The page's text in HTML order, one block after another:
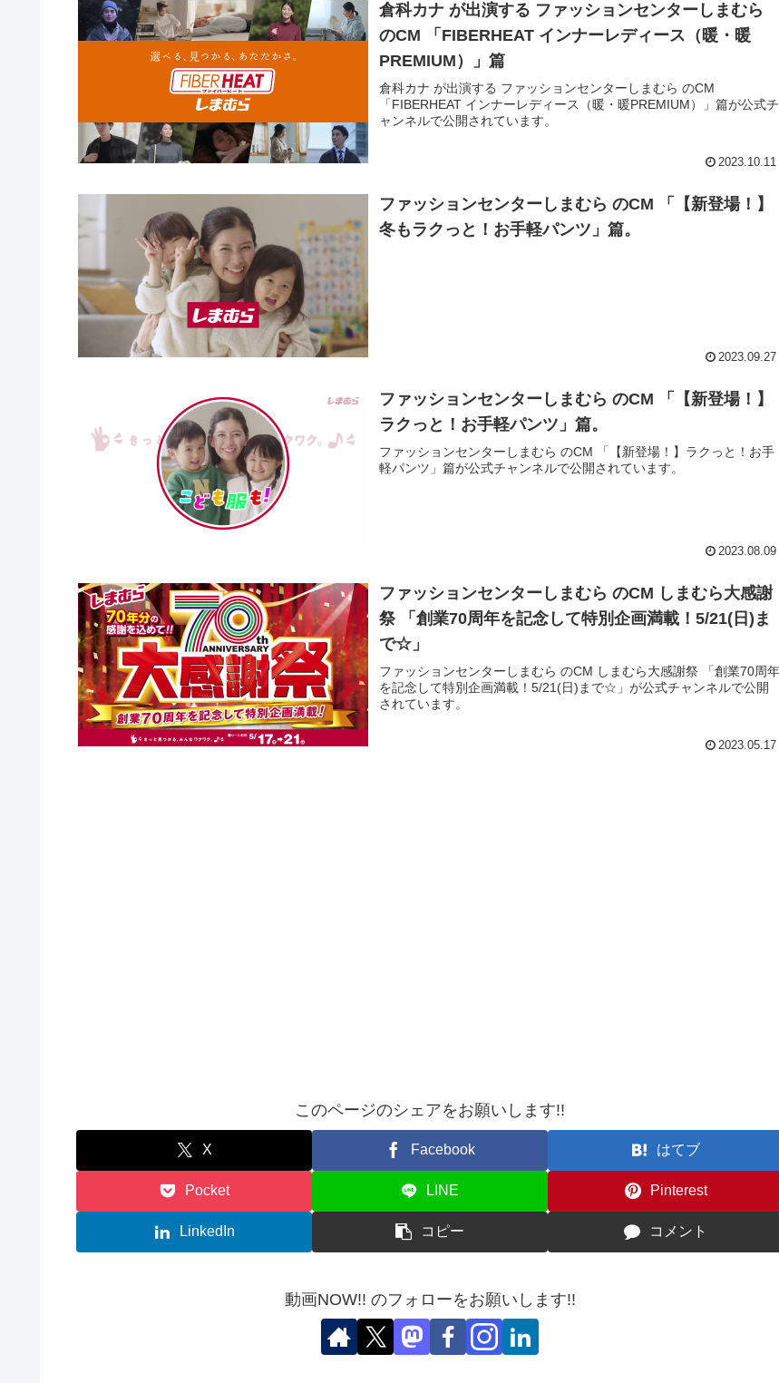
倉科カナ が出演する ファッションセンターしまむら
のCM 「FIBERHEAT インナーレディース（暖・暖
PREMIUM）」篇
倉科カナ が出演する ファッションセンターしまむら のCM
「FIBERHEAT インナーレディース（暖・暖PREMIUM）」篇が公式チ
ャンネルで公開されています。
2023.10.11
ファッションセンターしまむら のCM 「【新登場！】
冬もラクっと！お手軽パンツ」篇。
2023.09.27
ファッションセンターしまむら のCM 「【新登場！】
ラクっと！お手軽パンツ」篇。
ファッションセンターしまむら のCM 「【新登場！】ラクっと！お手
軽パンツ」篇が公式チャンネルで公開されています。
2023.08.09
ファッションセンターしまむら のCM しまむら大感謝
祭 「創業70周年を記念して特別企画満載！5/21(日)ま
で☆」
ファッションセンターしまむら のCM しまむら大感謝祭 「創業70周年
を記念して特別企画満載！5/21(日)まで☆」が公式チャンネルで公開
されています。
2023.05.17
このページのシェアをお願いします!!
X Facebook はてブ
Pocket LINE Pinterest
LinkedIn コピー コメント
動画NOW!! のフォローをお願いします!!